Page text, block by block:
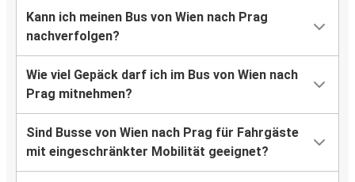
Kann ich meinen Bus von Wien nach Prag
nachverfolgen?
Wie viel Gepäck darf ich im Bus von Wien nach
Prag mitnehmen?
Sind Busse von Wien nach Prag für Fahrgäste
mit eingeschränkter Mobilität geeignet?